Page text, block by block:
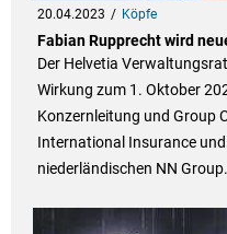
20.04.2023 Köpfe
Fabian Rupprecht wird
Der Helvetia
Wirkung zum 1. Oktober
Konzernleitung und Group
International Insurance
niederländischen NN Group.